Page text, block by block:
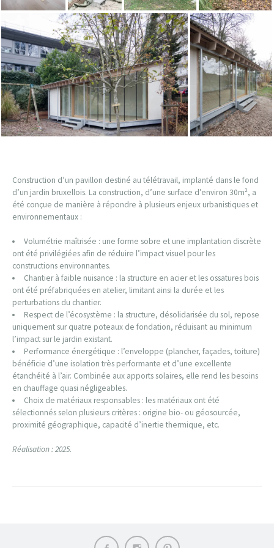
Construction d’un pavillon destiné au télétravail, implanté dans le fond
d’un jardin bruxellois. La construction, d’une surface d’environ 30m², a
été conçue de manière à répondre à plusieurs enjeux urbanistiques et
environnementaux :
Volumétrie maîtrisée : une forme sobre et une implantation discrète
ont été privilégiées afin de réduire l’impact visuel pour les
constructions environnantes.
Chantier à faible nuisance : la structure en acier et les ossatures bois
ont été préfabriquées en atelier, limitant ainsi la durée et les
perturbations du chantier.
Respect de l’écosystème : la structure, désolidarisée du sol, repose
uniquement sur quatre poteaux de fondation, réduisant au minimum
l’impact sur le jardin existant.
Performance énergétique : l’enveloppe (plancher, façades, toiture)
bénéficie d’une isolation très performante et d’une excellente
étanchéité à l’air. Combinée aux apports solaires, elle rend les besoins
en chauffage quasi négligeables.
Choix de matériaux responsables: les matériaux ont été
sélectionnés selon plusieurs critères : origine bio- ou géosourcée,
proximité géographique, capacité d’inertie thermique, etc.
Réalisation : 2025.
Élément
du
Élément
du
Élément
du